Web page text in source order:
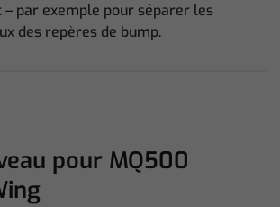
par exemple pour séparer les
des repères de bump.
pour MQ500